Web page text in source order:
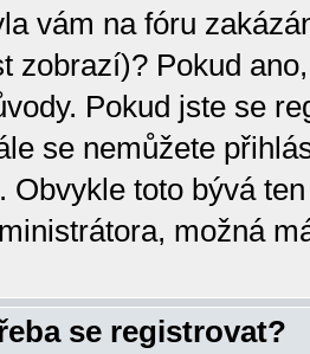
vám na fóru
zobrazí)? Pokud
Pokud jste se
se nemůžete
Obvykle toto bývá
možná
se registrovat?